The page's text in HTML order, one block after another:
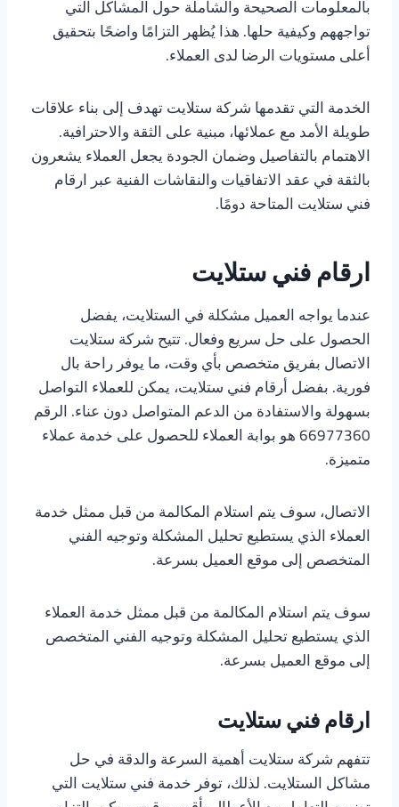
بالمعلومات الصحيحة والشاملة حول المشاكل التي
تواجههم وكيفية حلها. هذا يُظهر التزامًا واضحًا بتحقيق
أعلى مستويات الرضا لدى العملاء.
الخدمة التي تقدمها شركة ستلايت تهدف إلى بناء علاقات
طويلة الأمد مع عملائها، مبنية على الثقة والاحترافية.
الاهتمام بالتفاصيل وضمان الجودة يجعل العملاء يشعرون
بالثقة في عقد الاتفاقيات والنقاشات الفنية عبر ارقام
فني ستلايت المتاحة دومًا.
ارقام فني ستلايت
عندما يواجه العميل مشكلة في الستلايت، يفضل
الحصول على حل سريع وفعال. تتيح شركة ستلايت
الاتصال بفريق متخصص بأي وقت، ما يوفر راحة بال
فورية. بفضل أرقام فني ستلايت، يمكن للعملاء التواصل
بسهولة والاستفادة من الدعم المتواصل دون عناء. الرقم
66977360 هو بوابة العملاء للحصول على خدمة عملاء
متميزة.
الاتصال، سوف يتم استلام المكالمة من قبل ممثل خدمة
العملاء الذي يستطيع تحليل المشكلة وتوجيه الفني
المتخصص إلى موقع العميل بسرعة.
سوف يتم استلام المكالمة من قبل ممثل خدمة العملاء
الذي يستطيع تحليل المشكلة وتوجيه الفني المتخصص
إلى موقع العميل بسرعة.
ارقام فني ستلايت
تتفهم شركة ستلايت أهمية السرعة والدقة في حل
مشاكل الستلايت. لذلك، توفر خدمة فني ستلايت التي